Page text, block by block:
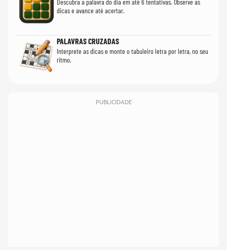
Descubra a palavra do dia em até 6 tentativas. Observe as
dicas e avance até acertar.
PALAVRAS CRUZADAS
Interprete as dicas e monte o tabuleiro letra por letra, no seu
ritmo.
PUBLICIDADE